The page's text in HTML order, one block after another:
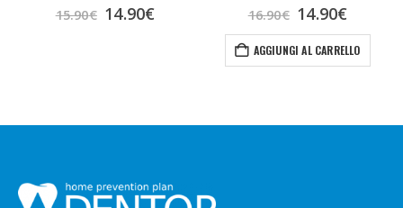
15.90€ Il
14.90€Il 16.90€ Il
prezzo
originale
era:
14.90€Il
prezzo
è:
AGGIUNGI AL CARRELLO